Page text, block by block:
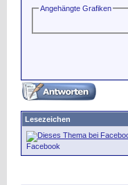
Angehängte Grafiken
Lesezeichen
Facebook